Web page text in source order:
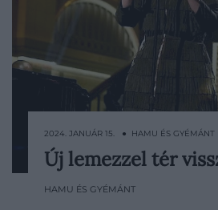
Az énekesnő hat év után
2024. JANUÁR 15. ● HAMU ÉS GYÉMÁNT
Új lemezzel tér
HAMU ÉS GYÉMÁNT